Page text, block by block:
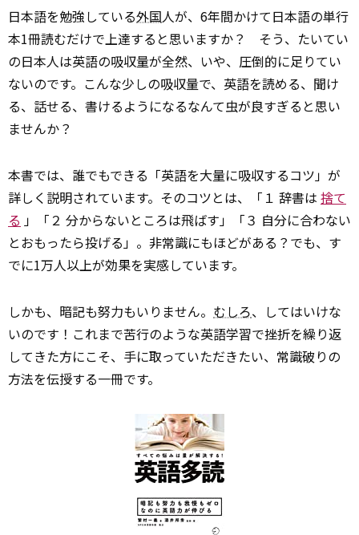
日本語を勉強している外国人が、6年間かけて日本語の単行
本1冊読むだけで上達すると思いますか？ そう、たいてい
の日本人は英語の吸収量が全然、いや、圧倒的に足りてい
ないのです。こんな少しの吸収量で、英語を読める、聞け
る、話せる、書けるようになるなんて虫が良すぎると思い
ませんか？
本書では、誰でもできる「英語を大量に吸収するコツ」が
詳しく説明されています。そのコツとは、「１ 辞書は 捨て
る 」「２ 分からないところは飛ばす」「３ 自分に合わない
とおもったら投げる」。非常識にもほどがある？でも、す
でに1万人以上が効果を実感しています。
しかも、暗記も努力もいりません。 むしろ、してはいけな
いのです！これまで苦行のような英語学習で挫折を繰り返
してきた方にこそ、手に取っていただきたい、常識破りの
方法を伝授する一冊です。